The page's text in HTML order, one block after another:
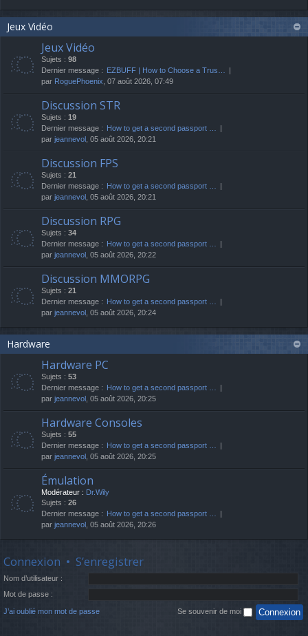
Jeux Vidéo
Jeux Vidéo
Sujets : 98
Dernier message : EZBUFF | How to Choose a Trus…
par RoguePhoenix , 07 août 2026, 07:49
Discussion STR
Sujets : 19
Dernier message : How to get a second passport …
par jeannevol , 05 août 2026, 20:21
Discussion FPS
Sujets : 21
Dernier message : How to get a second passport …
par jeannevol , 05 août 2026, 20:21
Discussion RPG
Sujets : 34
Dernier message : How to get a second passport …
par jeannevol , 05 août 2026, 20:22
Discussion MMORPG
Sujets : 21
Dernier message : How to get a second passport …
par jeannevol , 05 août 2026, 20:24
Hardware
Hardware PC
Sujets : 53
Dernier message : How to get a second passport …
par jeannevol , 05 août 2026, 20:25
Hardware Consoles
Sujets : 55
Dernier message : How to get a second passport …
par jeannevol , 05 août 2026, 20:25
Émulation
Modérateur : Dr.Wily
Sujets : 26
Dernier message : How to get a second passport …
par jeannevol , 05 août 2026, 20:26
Connexion • S’enregistrer
Nom d’utilisateur :
Mot de passe :
J’ai oublié mon mot de passe Se souvenir de moi